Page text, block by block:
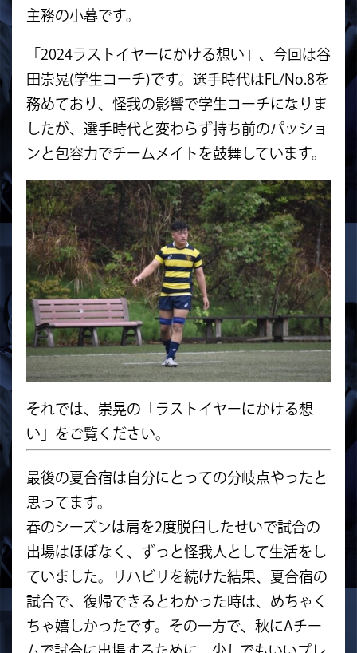
主務の小暮です。
「2024ラストイヤーにかける想い」、今回は谷
田崇晃(学生コーチ)です。選手時代はFL/No.8を
務めており、怪我の影響で学生コーチになりま
したが、選手時代と変わらず持ち前のパッショ
ンと包容力でチームメイトを鼓舞しています。
それでは、崇晃の「ラストイヤーにかける想
い」をご覧ください。
最後の夏合宿は自分にとっての分岐点やったと
思ってます。
春のシーズンは肩を2度脱臼したせいで試合の
出場はほぼなく、ずっと怪我人として生活をし
ていました。リハビリを続けた結果、夏合宿の
試合で、復帰できるとわかった時は、めちゃく
ちゃ嬉しかったです。その一方で、秋にAチー